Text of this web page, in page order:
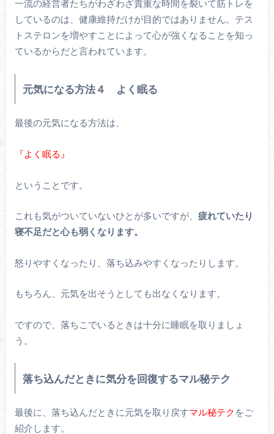
一流の経営者たちがわざわざ貴重な時間を裂いて筋トレを
しているのは、健康維持だけが目的ではありません。テス
トステロンを増やすことによって心が強くなることを知っ
ているからだと言われています。
元気になる方法４ よく眠る
最後の元気になる方法は、
『よく眠る』
ということです。
これも気がついていないひとが多いですが、 疲れていたり
寝不足だと心も弱くなります。
怒りやすくなったり、落ち込みやすくなったりします。
もちろん、元気を出そうとしても出なくなります。
ですので、落ちこでいるときは十分に睡眠を取りましょ
う。
落ち込んだときに気分を回復するマル秘テク
最後に、落ち込んだときに元気を取り戻すマル秘テク をご
紹介します。